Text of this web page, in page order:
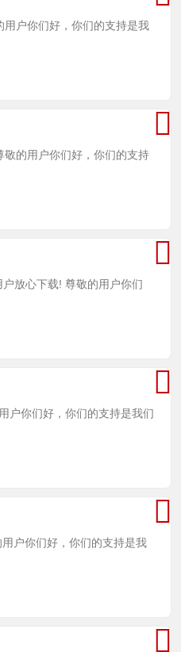
户你们好，你们的支持是我
的用户你们好，你们的支持
放心下载! 尊敬的用户你们
户你们好，你们的支持是我们
户你们好，你们的支持是我